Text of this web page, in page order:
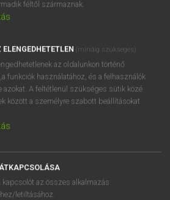
SZÓTÁR
féltől származnak.
(mindig szükséges)
az oldalunkon történő
funkciók használatához, és a felhasználók
azokat. A feltétlenül szükséges sütik közé
között a személyre szabott beállításokat
kapcsolót az összes alkalmazás
letiltásához.